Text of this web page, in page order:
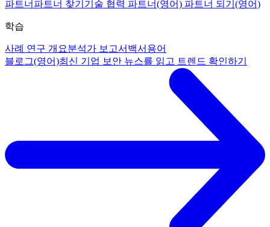
파트너 파트너 찾기 기술 협력 파트너(영어) 파트너 되기(영어)
학습
사례 연구 개요분석가 보고서 백서 용어
블로그(영어)최신 기업 보안 뉴스를 읽고 트렌드 확인하기